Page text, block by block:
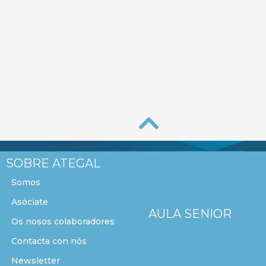
SOBRE ATEGAL
Somos
Asóciate
Os nosos colaboradores
Contacta con nós
Newsletter
AULA SENIOR